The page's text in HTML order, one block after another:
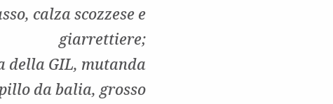
calza scozzese e
giarrettiere;
della GIL, mutanda
da balia, grosso